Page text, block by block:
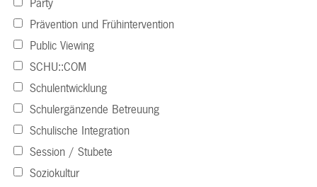
Party
Prävention und Frühintervention
Public Viewing
SCHU::COM
Schulentwicklung
Schulergänzende Betreuung
Schulische Integration
Session / Stubete
Soziokultur